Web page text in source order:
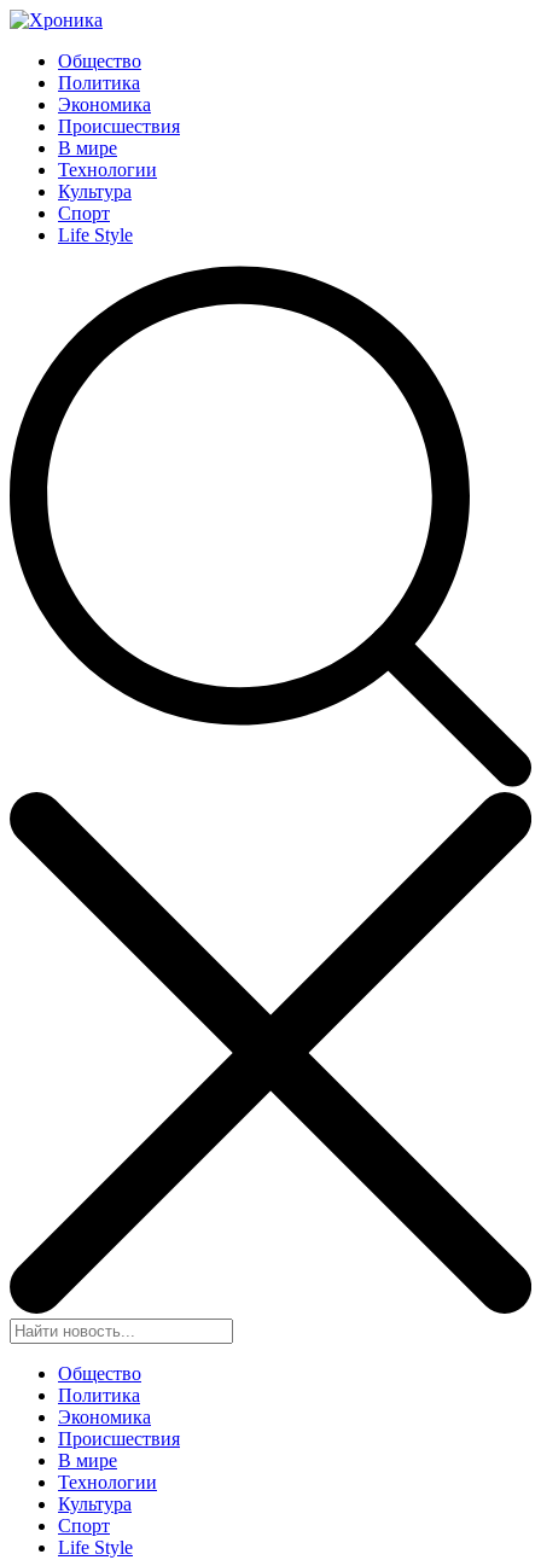
Общество
Политика
Экономика
Происшествия
В мире
Технологии
Культура
Спорт
Life Style
Общество
Политика
Экономика
Происшествия
В мире
Технологии
Культура
Спорт
Life Style